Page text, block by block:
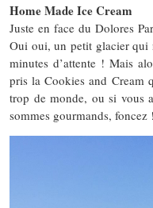
Home Made Ice Cream
Juste en face du Dolores
Oui oui, un petit glacier qui
minutes d’attente ! Mais
pris la Cookies and Cream
trop de monde, ou si vous
sommes gourmands, foncez !